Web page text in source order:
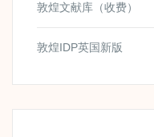
敦煌文献库（收费）
敦煌IDP英国新版